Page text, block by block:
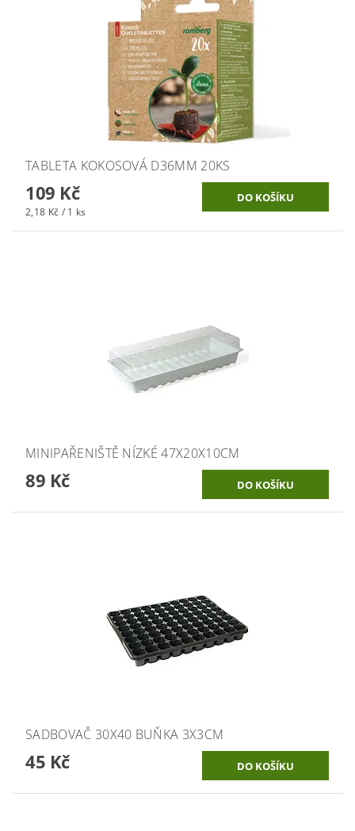
TABLETA KOKOSOVÁ D36MM 20KS
109 Kč
2,18 Kč / 1 ks
MINIPAŘENIŠTĚ NÍZKÉ 47X20X10CM
89 Kč
SADBOVAČ 30X40 BUŇKA 3X3CM
45 Kč